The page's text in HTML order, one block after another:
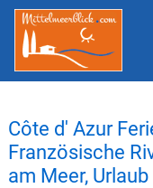
Côte d' Azur
Französische
am Meer,